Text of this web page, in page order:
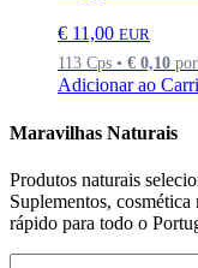
€ 11,00 EUR
113 Cps • € 0,10
Adicionar ao
Maravilhas Naturais
Produtos naturais
Suplementos,
rápido para todo o